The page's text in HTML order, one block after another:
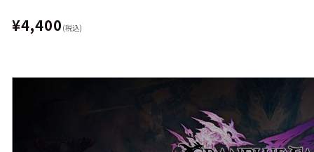
¥4,400 (税込)